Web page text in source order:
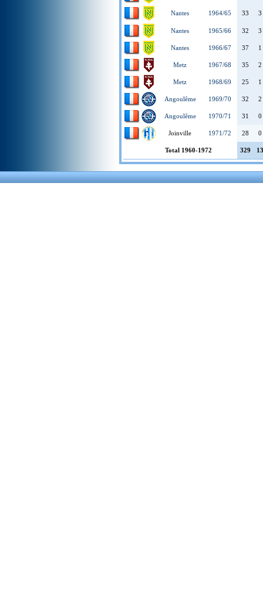
Nantes 1964/65 33 3
Nantes 1965/66 32 3
Nantes 1966/67 37 1
Metz 1967/68 35 2
Metz 1968/69 25 1
Angoulême 1969/70 32 2
Angoulême 1970/71 31 0
Joinville 1971/72 28 0
Total 1960-1972 329